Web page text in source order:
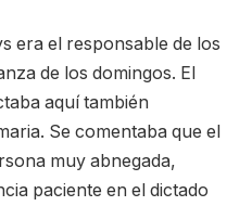
era el responsable de los
de los domingos. El
aquí también
Se comentaba que el
muy abnegada,
paciente en el dictado